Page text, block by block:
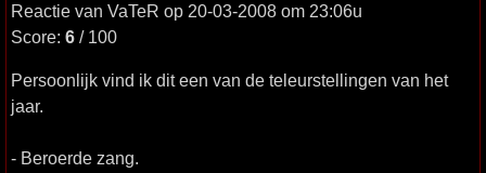
Reactie van VaTeR op 20-03-2008 om 23:06u
Score: 6 / 100
Persoonlijk vind ik dit een van de teleurstellingen van het
jaar.
- Beroerde zang.